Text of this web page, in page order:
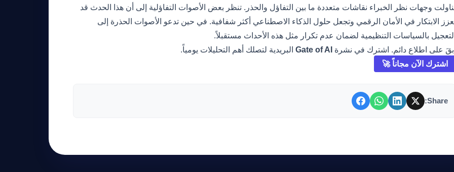
وجهات نظر الخبراء نقاشات متعددة ما بين التفاؤل والحذر. تنظر بعض الأصوات التفاؤلية إلى أن هذا الحدث قد
الابتكار في الأمان الرقمي وتجعل حلول الذكاء الاصطناعي أكثر شفافية. في حين تدعو الأصوات الحذرة إلى
التعجيل بالسياسات التنظيمية لضمان عدم تكرار مثل هذه الأحداث مستقبلاً.
ابقَ على اطلاع دائم. اشترك في نشرة Gate of AI البريدية لتصلك أهم التحليلات يومياً.
اشترك الآن مجاناً 🚀
Share: